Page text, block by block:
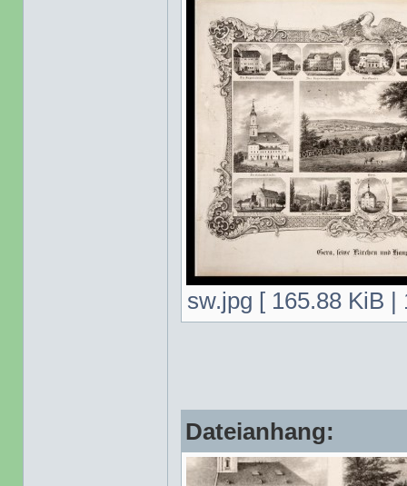
sw.jpg [ 165.88 KiB
Dateianhang: